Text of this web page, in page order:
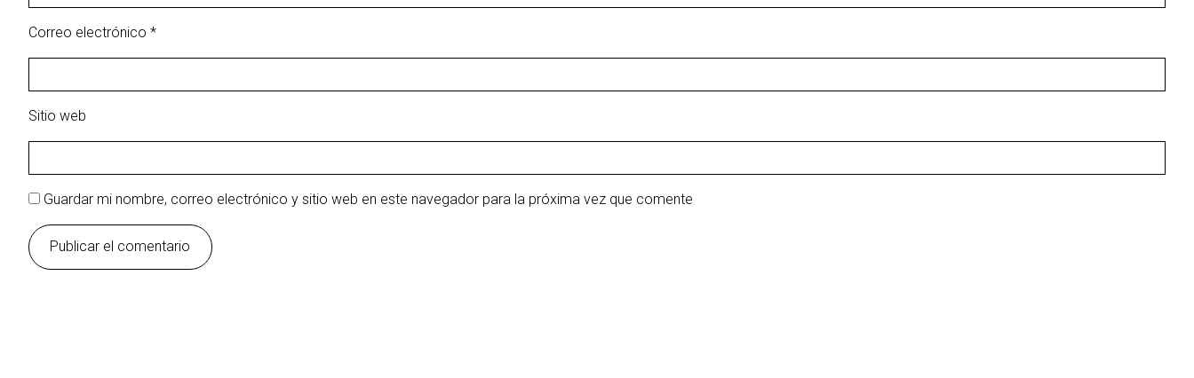
Correo electrónico *
Sitio web
Guardar mi nombre, correo electrónico y sitio web en este navegador para la próxima vez que comente